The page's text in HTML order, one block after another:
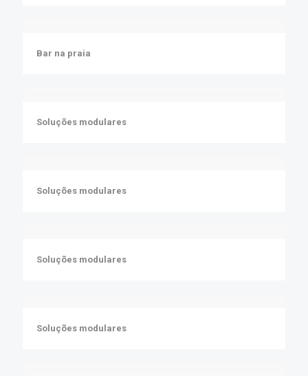
Bar na praia
Soluções modulares
Soluções modulares
Soluções modulares
Soluções modulares